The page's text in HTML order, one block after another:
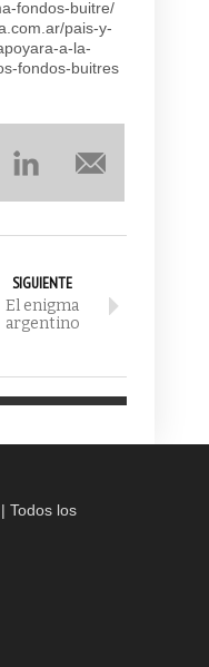
fondos-buitre/
pais-y-
a-la-
fondos-buitres
SIGUIENTE
El enigma
argentino
Todos los